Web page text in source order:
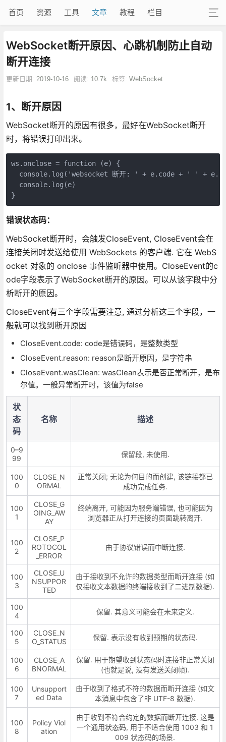
首页 资源 工具 文章 教程 栏目
WebSocket断开原因、心跳机制防止自动
断开连接
更新日期: 2019-10-16 阅读: 10.7k 标签: WebSocket
1、断开原因
WebSocket断开的原因有很多，最好在WebSocket断开
时，将错误打印出来。
ws.onclose = function (e) {
console.log('websocket 断开: ' + e.code + ' ' +
  console.log(e)
}
错误状态码：
WebSocket断开时，会触发CloseEvent, CloseEvent会在
连接关闭时发送给使用 WebSockets 的客户端. 它在 WebS
ocket 对象的 onclose 事件监听器中使用。CloseEvent的c
ode字段表示了WebSocket断开的原因。可以从该字段中分
析断开的原因。
CloseEvent有三个字段需要注意, 通过分析这三个字段，一
般就可以找到断开原因
CloseEvent.code: code是错误码，是整数类型
CloseEvent.reason: reason是断开原因，是字符串
CloseEvent.wasClean: wasClean表示是否正常断开，是布
尔值。一般异常断开时，该值为false
状
态
码
名称 描述
0–9
99
保留段, 未使用.
100
0
CLOSE_N
ORMAL
正常关闭; 无论为何目的而创建, 该链接都已
成功完成任务.
100
1
CLOSE_G
OING_AW
AY
终端离开, 可能因为服务端错误, 也可能因为
浏览器正从打开连接的页面跳转离开.
100
2
CLOSE_P
ROTOCOL
_ERROR
由于协议错误而中断连接.
100
3
CLOSE_U
NSUPPOR
TED
由于接收到不允许的数据类型而断开连接 (如
仅接收文本数据的终端接收到了二进制数据).
100
4
保留. 其意义可能会在未来定义.
100
5
CLOSE_N
O_STATUS
保留. 表示没有收到预期的状态码.
100
6
CLOSE_A
BNORMAL
保留. 用于期望收到状态码时连接非正常关闭
(也就是说, 没有发送关闭帧).
100
7
Unsupport
ed Data
由于收到了格式不符的数据而断开连接 (如文
本消息中包含了非 UTF-8 数据).
100
8
Policy Viol
ation
由于收到不符合约定的数据而断开连接. 这是
一个通用状态码, 用于不适合使用 1003 和 1
009 状态码的场景.